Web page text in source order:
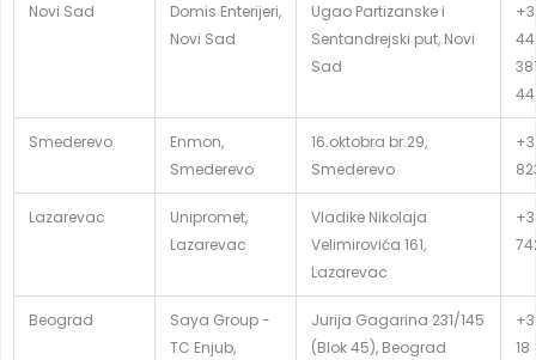
Novi Sad
Domis Enterijeri,
Novi Sad
Ugao Partizanske i
Sentandrejski put, Novi
Sad
Smederevo
Enmon,
Smederevo
16.oktobra br.29,
Smederevo
Lazarevac
Unipromet,
Lazarevac
Vladike Nikolaja
Velimirovića 161,
Lazarevac
Beograd
Saya Group -
TC Enjub,
Jurija Gagarina 231/145
(Blok 45), Beograd
18